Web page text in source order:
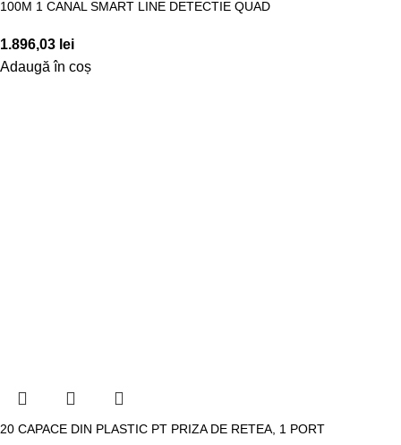
100M 1 CANAL SMART LINE DETECTIE QUAD
1.896,03 lei
Adaugă în coș
20 CAPACE DIN PLASTIC PT PRIZA DE RETEA, 1 PORT